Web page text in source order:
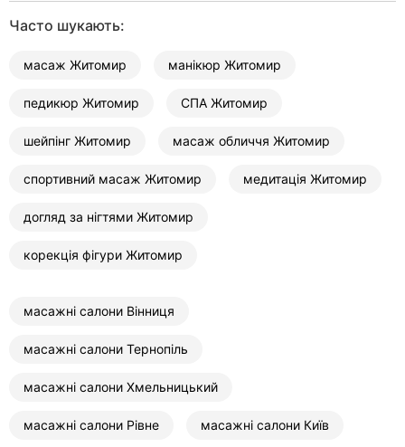
Часто шукають:
масаж Житомир манікюр Житомир
педикюр Житомир СПА Житомир
шейпінг Житомир масаж обличчя Житомир
спортивний масаж Житомир медитація Житомир
догляд за нігтями Житомир
корекція фігури Житомир
масажні салони Вінниця
масажні салони Тернопіль
масажні салони Хмельницький
масажні салони Рівне масажні салони Київ